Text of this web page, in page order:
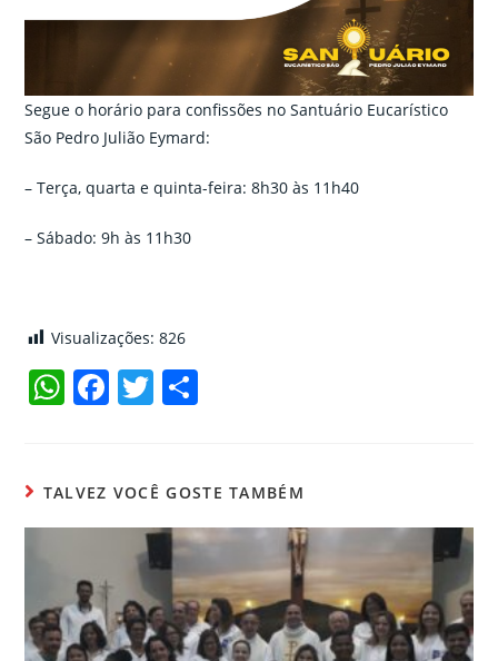
Segue o horário para confissões no Santuário Eucarístico
São Pedro Julião Eymard:
– Terça, quarta e quinta-feira: 8h30 às 11h40
– Sábado: 9h às 11h30
Visualizações:826
W
s
A
p
F
e
b
o
k
T
er p
ar
til
h
ar
TALVEZ VOCÊ GOSTE TAMBÉM